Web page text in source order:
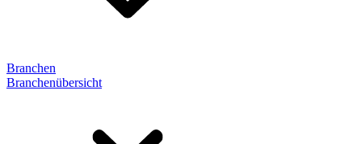
Branchen
Branchenübersicht